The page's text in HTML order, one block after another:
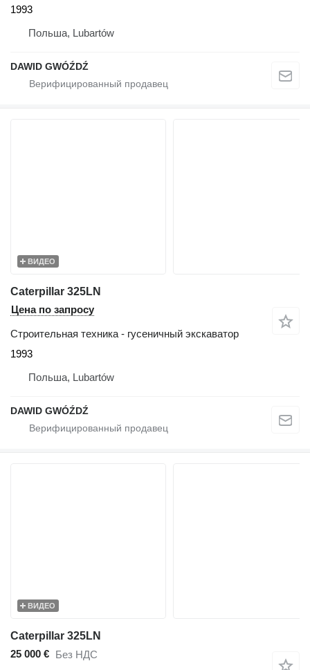
1993
Польша, Lubartów
DAWID GWÓŹDŹ
ВИДЕО
Caterpillar 325LN
Цена по запросу
Строительная техника - гусеничный экскаватор
1993
Польша, Lubartów
DAWID GWÓŹDŹ
ВИДЕО
Caterpillar 325LN
25 000 € Без НДС